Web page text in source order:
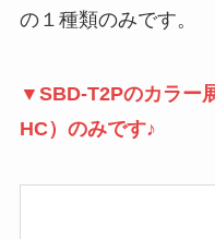
の１種類のみです。
▼SBD-T2Pのカラー
HC）のみです♪